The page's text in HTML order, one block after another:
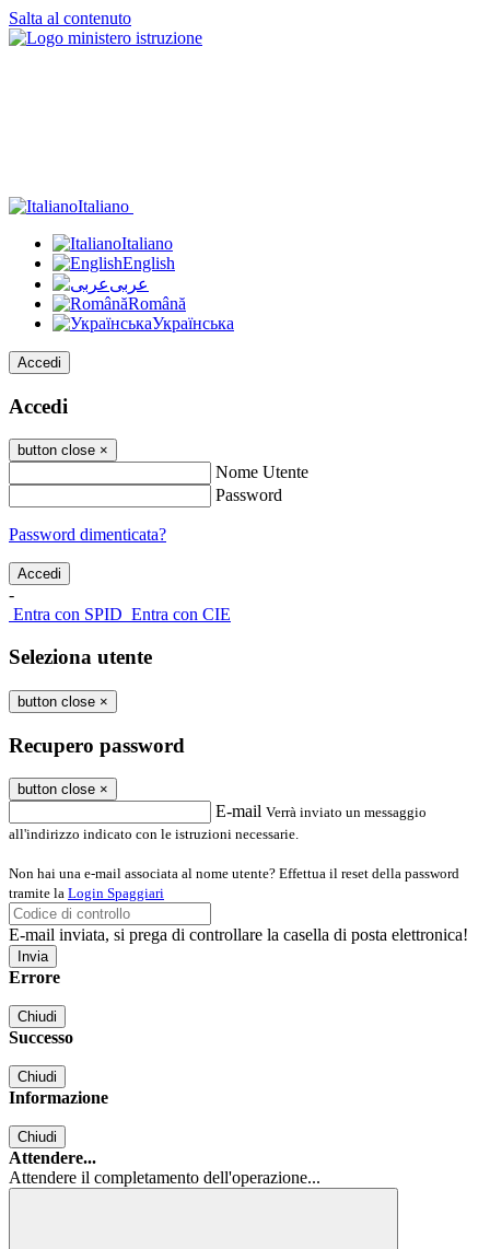
Salta al contenuto
Italiano
Italiano
English
عربى
Română
Українська
Accedi
Accedi
button close ×
Nome Utente
Password
Password dimenticata?
-
Entra con SPID Entra con CIE
Seleziona utente
button close ×
Recupero password
button close ×
E-mail Verrà inviato un messaggio
all'indirizzo indicato con le istruzioni necessarie.
Non hai una e-mail associata al nome utente? Effettua il reset della password
tramite la Login Spaggiari
E-mail inviata, si prega di controllare la casella di posta elettronica!
Errore
Chiudi
Successo
Chiudi
Informazione
Chiudi
Attendere...
Attendere il completamento dell'operazione...